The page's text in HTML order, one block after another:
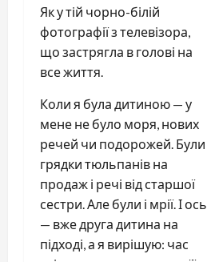
Як у тій чорно-білій
фотографії з телевізора,
що застрягла в голові на
все життя.
Коли я була дитиною — у
мене не було моря, нових
речей чи подорожей. Були
грядки тюльпанів на
продаж і речі від старшої
сестри. Але були і мрії. І ось
— вже друга дитина на
підході, а я вирішую: час